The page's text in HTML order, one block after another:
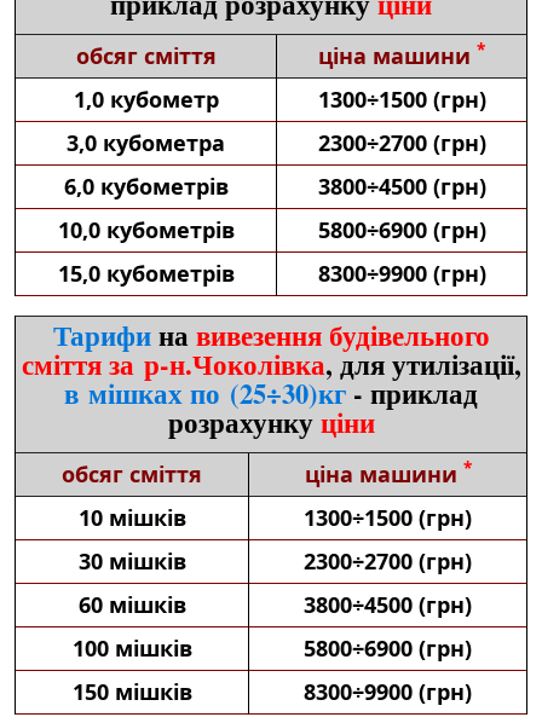
обсяг сміття ціна машини *
1,0 кубометр
1300÷1500 (грн)
3,0 кубометра
2300÷2700 (грн)
6,0 кубометрів
3800÷4500 (грн)
10,0 кубометрів
5800÷6900 (грн)
15,0 кубометрів
8300÷9900 (грн)
Тарифинавивезення будівельного
сміття за р-н.Чоколівка, для утилізації,
в мішках по (25÷30)кг- приклад
розрахункуціни
обсяг сміття ціна машини *
10 мішків
1300÷1500 (грн)
30 мішків
2300÷2700 (грн)
60 мішків
3800÷4500 (грн)
100 мішків
5800÷6900 (грн)
150 мішків
8300÷9900 (грн)